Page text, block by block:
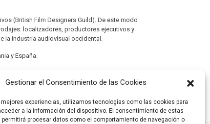
Gestionar el Consentimiento de las Cookies
mejores experiencias, utilizamos tecnologías como las cookies para
a la información del dispositivo. El consentimiento de estas
procesar datos como el comportamiento de navegación o
(British Film Designers Guild). De este modo
localizadores, productores ejecutivos y
la industria audiovisual occidental.
y España.
occidental.
y España.